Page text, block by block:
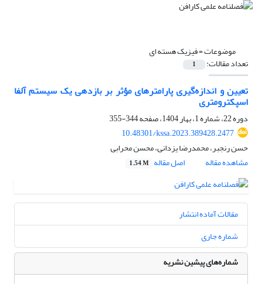
موضوعات =فیزیک هسته ای
تعداد مقالات: 1
تعیین و اندازه‌گیری پارامترهای مؤثر بر بازدهی یک سیستم آلفا
اسپکترومتری
دوره 22، شماره 1، بهار 1404، صفحه
344-355
10.48301/kssa.2023.389428.2477
حسن رنجبر، محمدرضا یزدانی، محسن محرابی
مشاهده مقاله
اصل مقاله 1.54 M
مقالات آماده انتشار
شماره جاری
شماره‌های پیشین نشریه